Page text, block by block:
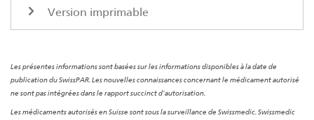
Version imprimable
Les présentes informations sont basées sur les informations disponibles à la date de
publication du SwissPAR. Les nouvelles connaissances concernant le médicament autorisé
ne sont pas intégrées dans le rapport succinct d’autorisation.
Les médicaments autorisés en Suisse sont sous la surveillance de Swissmedic. Swissmedic